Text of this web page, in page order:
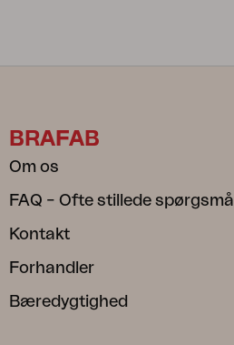
BRAFAB
Om os
FAQ – Ofte stillede spørgsmål
Kontakt
Forhandler
Bæredygtighed